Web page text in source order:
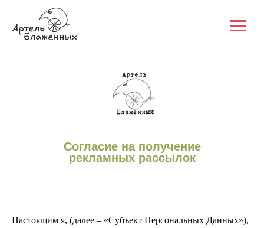
Согласие на получение
рекламных рассылок
Настоящим я, (далее – «Субъект Персональных Данных»),